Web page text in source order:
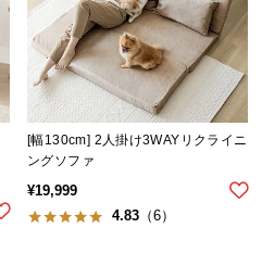
[幅130cm] 2人掛け3WAYリクライニ
ングソファ
¥19,999
4.83 （6）